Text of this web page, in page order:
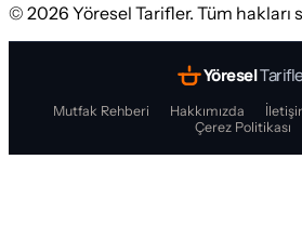
© 2026 Yöresel Tarifler. Tüm hakları
Yöresel
Mutfak Rehberi Hakkımızda
Çerez Politikası